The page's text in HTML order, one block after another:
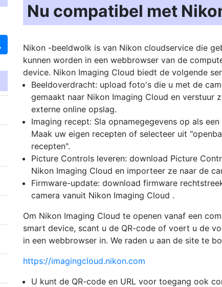
Nu compatibel met
Nikon -beeldwolk is van Nikon cloudservice die
kunnen worden in een webbrowser van de
device. Nikon Imaging Cloud biedt de volgende
Beeldoverdracht: upload foto's die u met de
gemaakt naar Nikon Imaging Cloud en verstuur
externe online opslag.
Imaging recept: Sla opnamegegevens op als
Maak uw eigen recepten of selecteer uit
recepten".
Picture Controls leveren: download Picture
Nikon Imaging Cloud en importeer ze naar de
Firmware-update: download firmware
camera vanuit Nikon Imaging Cloud .
Om Nikon Imaging Cloud te openen vanaf een
smart device, scant u de QR-code of voert u de
in een webbrowser in. We raden u aan de site te
https://imagingcloud.nikon.com
U kunt de QR-code en URL voor toegang ook